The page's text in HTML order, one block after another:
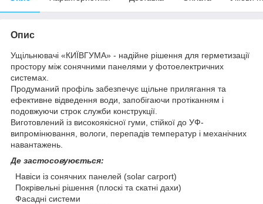
Опис
Ущільнювачі «КИЇВГУМА» - надійне рішення для герметизації
простору між сонячними панелями у фотоелектричних
системах.
Продуманий профіль забезпечує щільне прилягання та
ефективне відведення води, запобігаючи протіканням і
подовжуючи строк служби конструкції.
Виготовлений із високоякісної гуми, стійкої до УФ-
випромінювання, вологи, перепадів температур і механічних
навантажень.
Де застосовуюється:
Навіси із сонячних панелей (solar carport)
Покрівельні рішення (плоскі та скатні дахи)
Фасадні системи